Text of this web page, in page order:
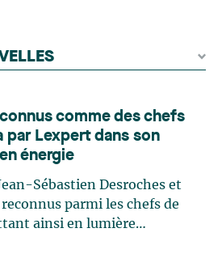
comme des chefs
par Lexpert dans son
énergie
Sébastien Desroches et
parmi les chefs de
ainsi en lumière
des technologies. Valérie